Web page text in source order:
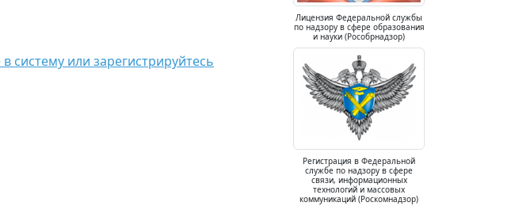
систему или зарегистрируйтесь
Лицензия Федеральной службы
по надзору в сфере образования
и науки (Рособрнадзор)
Регистрация в Федеральной
службе по надзору в сфере
связи, информационных
технологий и массовых
коммуникаций (Роскомнадзор)